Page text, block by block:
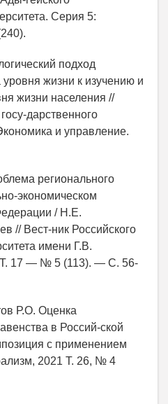
Серия 5:
подход
уровня жизни к изучению и
жизни населения //
дарственного
и управление.
регионального
экономическом
/ Н.Е.
// Вест-ник Российского
имени Г.В.
17 — № 5 (113). — С. 56-
Р.О. Оценка
в Россий-ской
с применением
2021 Т. 26, № 4